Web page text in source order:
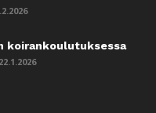
koirankoulutuksessa
22.1.2026